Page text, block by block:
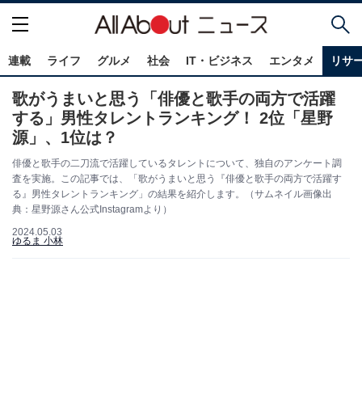
連載 ライフ グルメ 社会 IT・ビジネス エンタメ リサ
歌がうまいと思う「俳優と歌手の両方で活躍
する」男性タレントランキング！ 2位「星野
源」、1位は？
俳優と歌手の二刀流で活躍しているタレントについて、独自のアンケート調
査を実施。この記事では、「歌がうまいと思う『俳優と歌手の両方で活躍す
る』男性タレントランキング」の結果を紹介します。（サムネイル画像出
典：星野源さん公式Instagramより）
2024.05.03
ゆるま 小林